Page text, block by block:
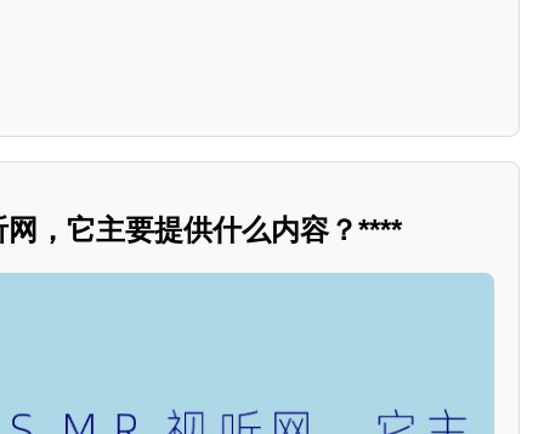
，它主要提供什么内容？****